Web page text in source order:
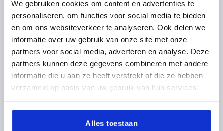
We gebruiken cookies om content en advertenties te
personaliseren, om functies voor social media te bieden
en om ons websiteverkeer te analyseren. Ook delen we
informatie over uw gebruik van onze site met onze
partners voor social media, adverteren en analyse. Deze
partners kunnen deze gegevens combineren met andere
informatie die u aan ze heeft verstrekt of die ze hebben
verzameld op basis van uw gebruik van hun services.
Alles toestaan
48,68 €
zzgl. MwSt.
DETAILS
K1368 H